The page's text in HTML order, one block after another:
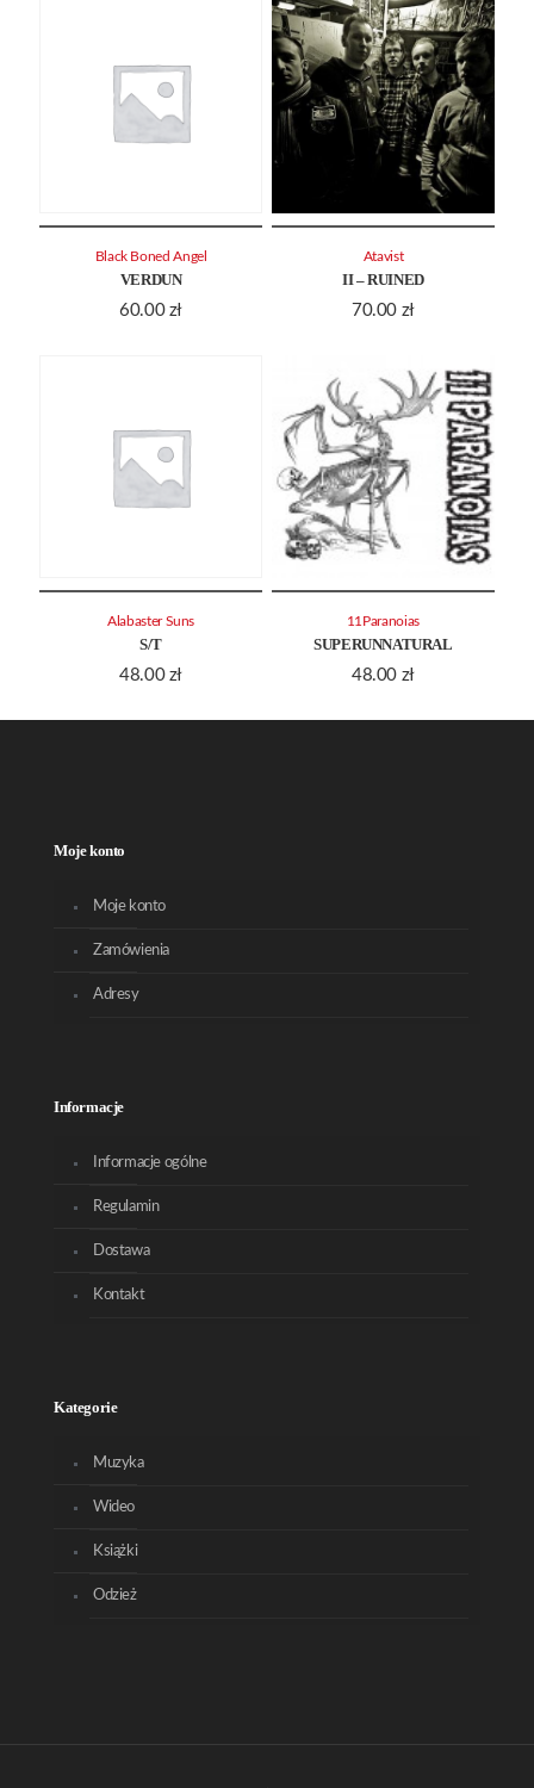
VERDUN
60.00 zł
Black Boned Angel
II – RUINED
70.00 zł
Atavist
S/T
48.00 zł
Alabaster Suns
SUPERUNNATURAL
48.00 zł
11Paranoias
Moje konto
Moje konto
Zamówienia
Adresy
Informacje
Informacje ogólne
Regulamin
Dostawa
Kontakt
Kategorie
Muzyka
Wideo
Książki
Odzież